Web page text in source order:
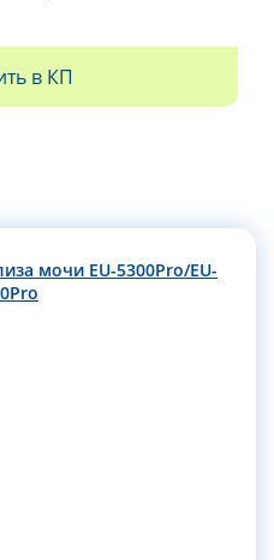
в КП
мочи EU-5300Pro/EU-